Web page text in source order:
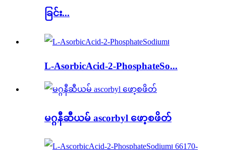
ခြင်း...
L-AsorbicAcid-2-PhosphateSo...
မဂ္ဂနီဆီယမ် ascorbyl ဖော့စဖိတ်